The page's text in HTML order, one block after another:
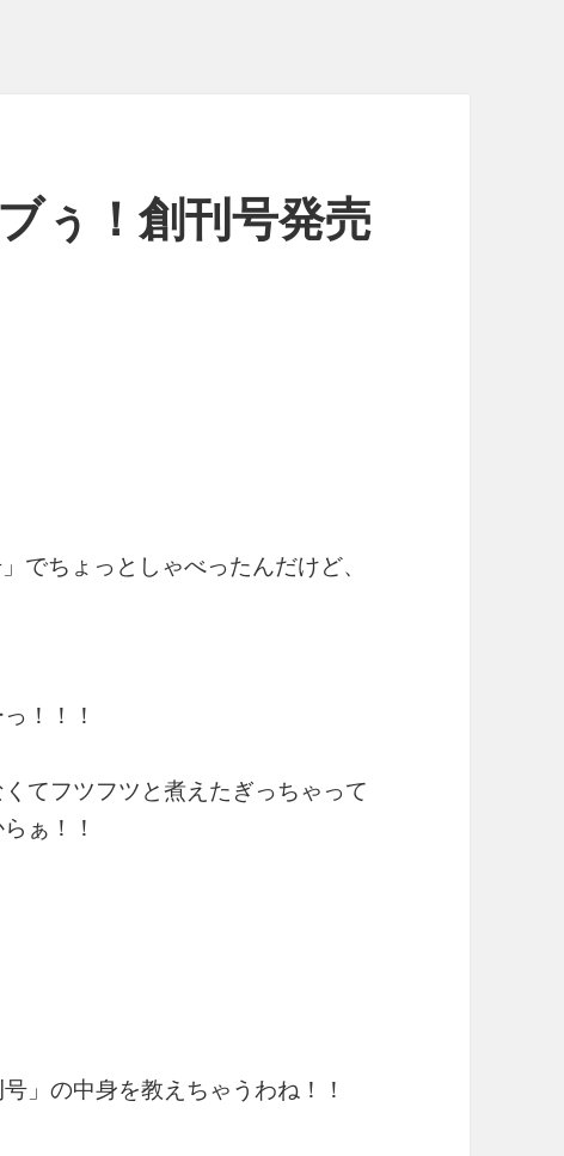
ぅ！創刊号発売
でちょっとしゃべったんだけど、
！！！
てフツフツと煮えたぎっちゃって
ぁ！！
」の中身を教えちゃうわね！！